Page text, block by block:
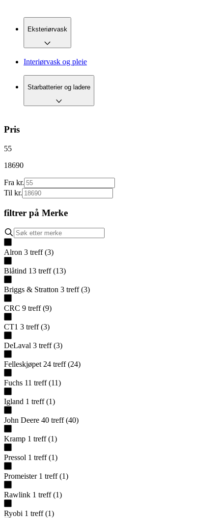
Eksteriørvask
Interiørvask og pleie
Starbatterier og ladere
Pris
55
18690
Fra kr.
Til kr.
filtrer på Merke
Alron 3 treff (3)
Blåtind 13 treff (13)
Briggs & Stratton 3 treff (3)
CRC 9 treff (9)
CT1 3 treff (3)
DeLaval 3 treff (3)
Felleskjøpet 24 treff (24)
Fuchs 11 treff (11)
Igland 1 treff (1)
John Deere 40 treff (40)
Kramp 1 treff (1)
Pressol 1 treff (1)
Promeister 1 treff (1)
Rawlink 1 treff (1)
Ryobi 1 treff (1)